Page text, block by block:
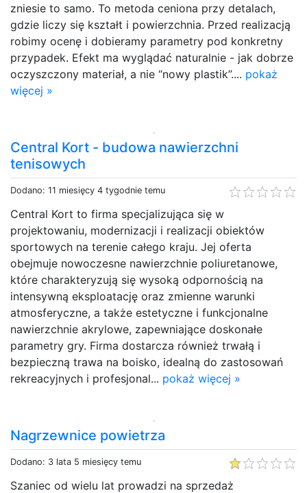
zniesie to samo. To metoda ceniona przy detalach,
gdzie liczy się kształt i powierzchnia. Przed realizacją
robimy ocenę i dobieramy parametry pod konkretny
przypadek. Efekt ma wyglądać naturalnie - jak dobrze
oczyszczony materiał, a nie “nowy plastik”.... pokaż
więcej »
Central Kort - budowa nawierzchni
tenisowych
Dodano: 11 miesięcy 4 tygodnie temu
Central Kort to firma specjalizująca się w
projektowaniu, modernizacji i realizacji obiektów
sportowych na terenie całego kraju. Jej oferta
obejmuje nowoczesne nawierzchnie poliuretanowe,
które charakteryzują się wysoką odpornością na
intensywną eksploatację oraz zmienne warunki
atmosferyczne, a także estetyczne i funkcjonalne
nawierzchnie akrylowe, zapewniające doskonałe
parametry gry. Firma dostarcza również trwałą i
bezpieczną trawa na boisko, idealną do zastosowań
rekreacyjnych i profesjonal... pokaż więcej »
Nagrzewnice powietrza
Dodano: 3 lata 5 miesięcy temu
Szaniec od wielu lat prowadzi na sprzedaż